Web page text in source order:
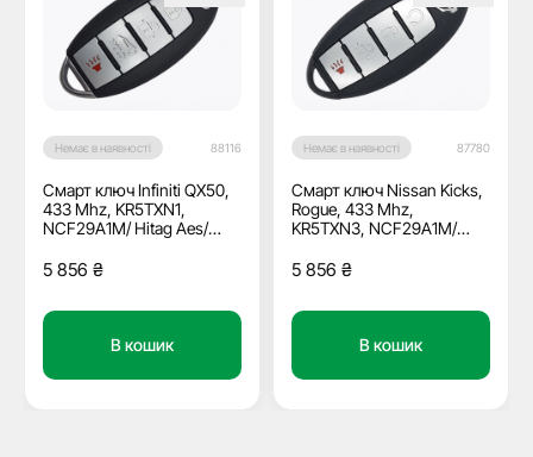
Немає в наявності 88116
Смарт ключ Infiniti QX50,
433 Mhz, KR5TXN1,
NCF29A1M/ Hitag Aes/
5 856 ₴
В кошик
Немає в наявності 87780
Смарт ключ Nissan Kicks,
Rogue, 433 Mhz,
KR5TXN3, NCF29A1M/
кнопки, OEM
5 856 ₴
В кошик